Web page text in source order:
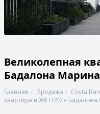
Великолепная
Бадалона Марина
Главная Продажа Costa
квартира в ЖК H2O в